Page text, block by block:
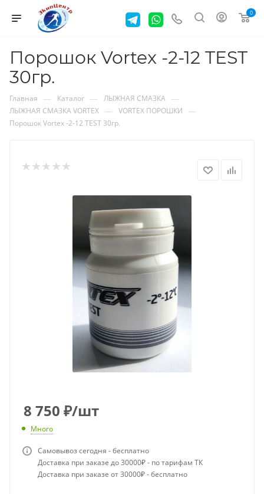
0
Порошок Vortex -2-12 TEST
30гр.
Главная — Каталог — ЛЫЖНАЯ СМАЗКА —
ЛЫЖНАЯ СМАЗКА VORTEX — VORTEX ПОРОШКИ —
Порошок Vortex -2-12 TEST 30гр.
8 750 ₽/шт
Много
Самовывоз сегодня - бесплатно
Доставка при заказе до 30000₽ - по тарифам ТК
Доставка при заказе от 30000₽ - бесплатно